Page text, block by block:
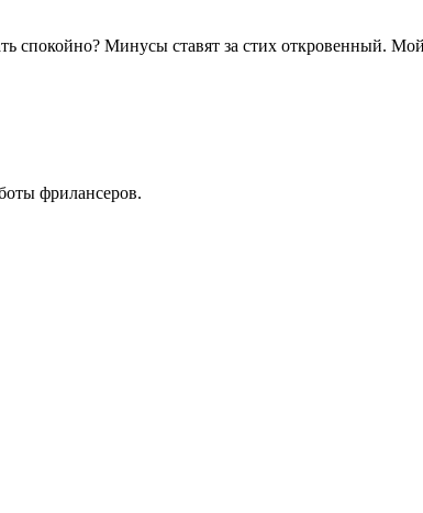
спокойно? Минусы ставят за стих откровенный.
фрилансеров.